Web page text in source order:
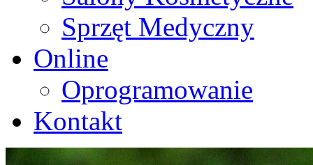
Sprzęt Medyczny
Online
Oprogramowanie
Kontakt